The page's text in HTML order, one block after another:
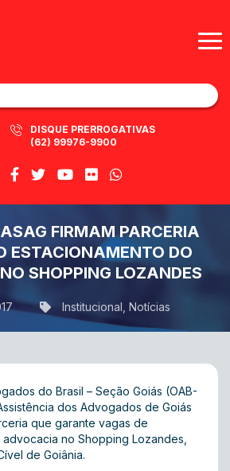
DISQUE PRERROGATIVAS
(62) 99976-9900
FIRMAM PARCERIA
ESTACIONAMENTO DO
SHOPPING LOZANDES
Institucional Notícias
do Brasil – Seção Goiás (OAB-
dos Advogados de Goiás
que garante vagas de
no Shopping Lozandes,
de Goiânia.